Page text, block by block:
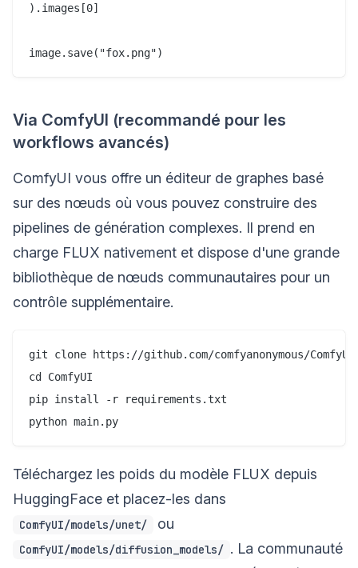
).images[0]
Via ComfyUI (recommandé pour les
workflows avancés)
ComfyUI vous offre un éditeur de graphes basé
sur des nœuds où vous pouvez construire des
pipelines de génération complexes. Il prend en
charge FLUX nativement et dispose d'une grande
bibliothèque de nœuds communautaires pour un
contrôle supplémentaire.
git clone https://github.com/comfyanonymous/ComfyUI
cd ComfyUI
pip install -r requirements.txt
Téléchargez les poids du modèle FLUX depuis
HuggingFace et placez-les dans
ComfyUI/models/unet/ ou
ComfyUI/models/diffusion_models/ . La communauté